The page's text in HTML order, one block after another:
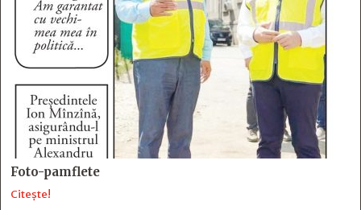
Foto-pamflete
Citește!